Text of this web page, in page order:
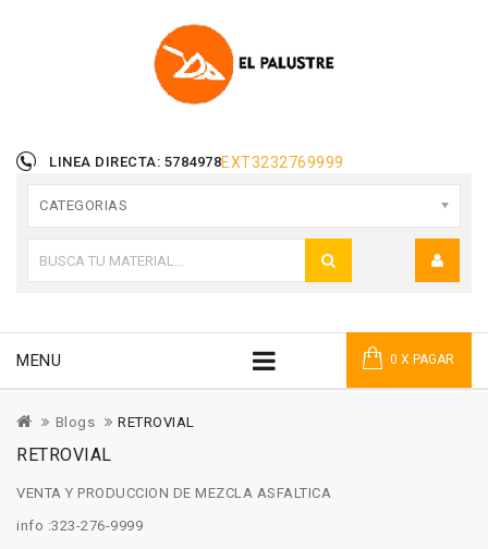
LINEA DIRECTA: 5784978EXT3232769999
CATEGORIAS
0 X PAGAR
MENU
Blogs RETROVIAL
RETROVIAL
VENTA Y PRODUCCION DE MEZCLA ASFALTICA
info :323-276-9999